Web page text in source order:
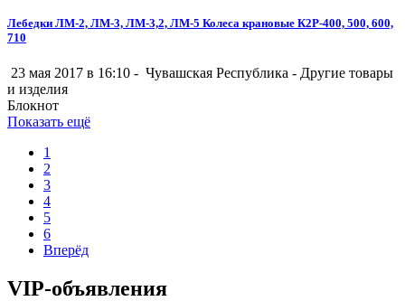
Лебедки ЛМ-2, ЛМ-3, ЛМ-3,2, ЛМ-5 Колеса крановые К2Р-400, 500, 600,
710
23 мая 2017 в 16:10 - Чувашская Республика - Другие товары
и изделия
Блокнот
Показать ещё
1
2
3
4
5
6
Вперёд
VIP-объявления